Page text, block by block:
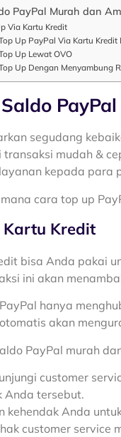
PayPal Murah dan
Via Kartu Kredit
Up PayPal Via Kartu
Up Lewat OVO
Up Dengan Menyambung
segudang
transaksi mudah &
kepada para
cara top up
Kartu Kredit
bisa Anda pakai
ini akan
hanya
akan
PayPal murah
customer
Anda tersebut.
kehendak Anda
customer service